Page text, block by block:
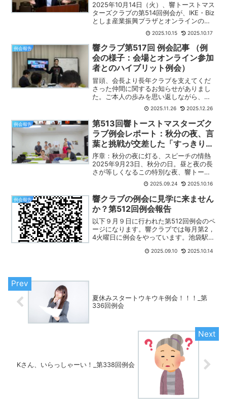
2025年10月14日（火）、響トーストマス
ターズクラブの第514回例会が、IKE・Biz
としま産業振興プラザとオンラインのハ
イブリッド形式で開催されました。 今回
は5名ものゲストをお迎えし、非常に活気
のある会となりました。 今夜の言葉は...
2025.10.15 2025.10.17
例会報告
響クラブ第517回 例会記事 （例
会の様子：会場とオンライン参加
者とのハイブリット例会）
冒頭、会長より長年クラブを支えてくだ
さった仲間に関するお知らせがありまし
た。ご本人の歩みを思い返しながら、ク
ラブへの貢献に改めて感謝の気持ちが広
がるひとときとなりました。その方が大
切にしていた「学びと成長の場」を、こ
れからも皆で受け継いでい...
2025.11.26 2025.12.26
例会報告
第513回響トーストマスターズク
ラブ例会レポート：秋分の夜、言
葉と挑戦が交差した「すっきり」
な時間
序章：秋分の夜に灯る、スピーチの情熱
2025年9月23日、秋分の日。昼と夜の長
さが等しくなるこの特別な夜、響トース
トマスターズクラブの第513回例会は、オ
ンラインと会場の熱気が交差するハイブ
リッド形式で開催された。この日の司会
進行役である「...
2025.09.24 2025.10.16
例会報告
響クラブの例会に見学に来ません
か？第512回例会報告
以下９月９日に行われた第512回例会のペ
ージになります。響クラブでは毎月第2，
4火曜日に例会をやっています。池袋駅南
をやっていますが、池袋まで通えない方
2025.09.10 2025.10.14
夏休みスタートウキウキ例会！！！_第
336回例会
Kさん、いらっしゃーい！_第338回例会